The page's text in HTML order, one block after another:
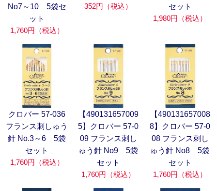
No7～10 5袋セ
ット
1,760円（税込）
352円（税込）
セット
1,980円（税込）
クロバー 57-036
フランス刺しゅう
針 No.3～6 5袋
セット
1,760円（税込）
【490131657009
5】クロバー 57-0
09 フランス刺し
ゅう針 No9 5袋
セット
1,760円（税込）
【490131657008
8】クロバー 57-0
08 フランス刺し
ゅう針 No8 5袋
セット
1,760円（税込）